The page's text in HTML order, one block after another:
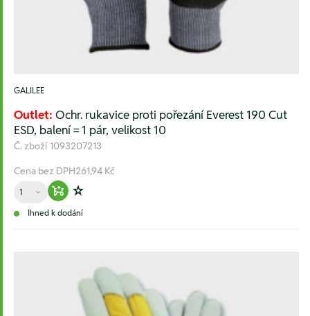
GALILEE
Outlet: Ochr. rukavice proti pořezání Everest 190 Cut
ESD, balení = 1 pár, velikost 10
Č. zboží 1093207213
Cena bez DPH261,94 Kč
Množství
Warenkorb hinzufügen
Zur Wunschliste hinzufügen
Ihned k dodání